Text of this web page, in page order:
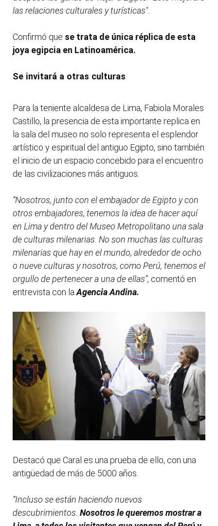
las relaciones culturales y turísticas".
Confirmó que se trata de única réplica de esta
joya egipcia en Latinoamérica.
Se invitará a otras culturas
Para la teniente alcaldesa de Lima, Fabiola Morales
Castillo, la presencia de esta importante replica en
la sala del museo no solo representa el esplendor
artístico y espiritual del antiguo Egipto, sino también
el inicio de un espacio concebido para el encuentro
de las civilizaciones más antiguos.
“Nosotros, junto con el embajador de Egipto y con
otros embajadores, tenemos la idea de hacer aquí
en Lima y dentro del Museo Metropolitano una sala
de culturas milenarias. No son muchas las culturas
milenarias que hay en el mundo, alrededor de ocho
o nueve culturas y nosotros, como Perú, tenemos el
orgullo de pertenecer a una de ellas”, comentó en
entrevista con laAgencia Andina.
Destacó que Caral es una prueba de ello, con una
antigüedad de más de 5000 años.
“Incluso se están haciendo nuevos
descubrimientos. Nosotros le queremos mostrar a